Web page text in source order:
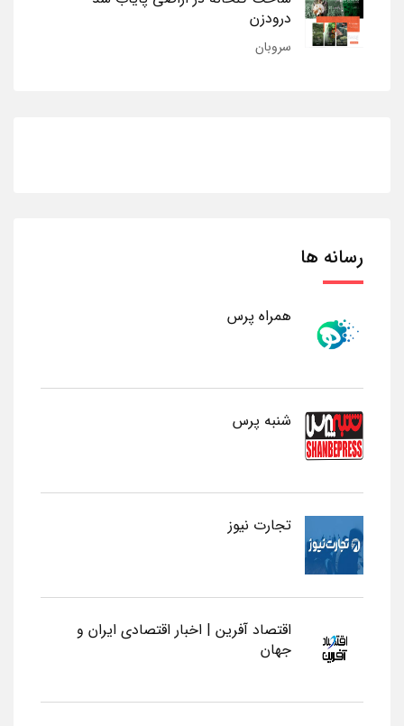
درودزن
سروبان
رسانه ها
همراه پرس
شنبه پرس
تجارت نیوز
اقتصاد آفرین | اخبار اقتصادی ایران و
جهان